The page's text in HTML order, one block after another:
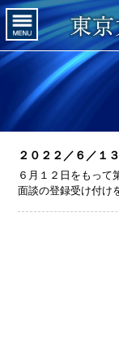
２０２２／６／１３
６月１２日をもって
面談の登録受け付け